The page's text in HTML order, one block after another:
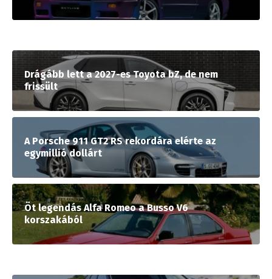
Drágább lett a 2027-es Toyota bZ, de nem
frissült
A Porsche 911 GT2 RS rekordára elérte az
egymillió dollárt
Öt legendás Alfa Romeo a Busso V6
korszakából